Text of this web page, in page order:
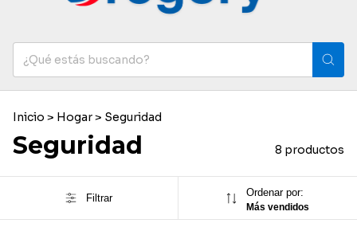
Inicio > Hogar> Seguridad
Seguridad 8 productos
Filtrar Ordenar por:
Más vendidos